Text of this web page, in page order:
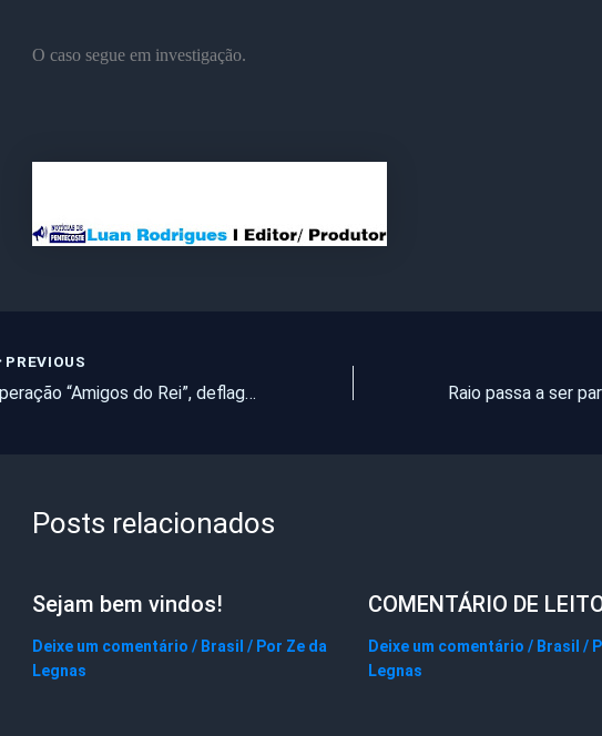
O caso segue em investigação.
PREVIOUS
Operação “Amigos do Rei”, deflagrada pelo MP, combate fraude em concurso público
Posts relacionados
Sejam bem vindos!
Deixe um comentário / Brasil / Por Ze da
Legnas
COMENTÁRIO DE
Deixe um comentário / Brasil /
Legnas